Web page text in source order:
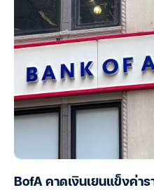
BofA คาดเงินเยนแข็งค่า